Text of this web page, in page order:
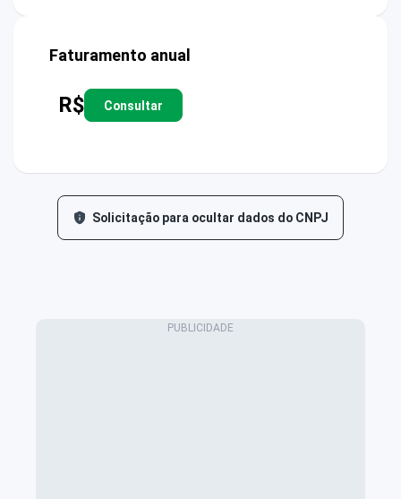
Faturamento anual
R$ Consultar
Solicitação para ocultar dados do CNPJ